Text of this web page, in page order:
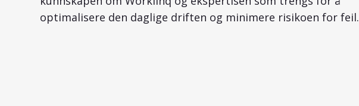
optimalisere den daglige driften og minimere risikoen for feil.